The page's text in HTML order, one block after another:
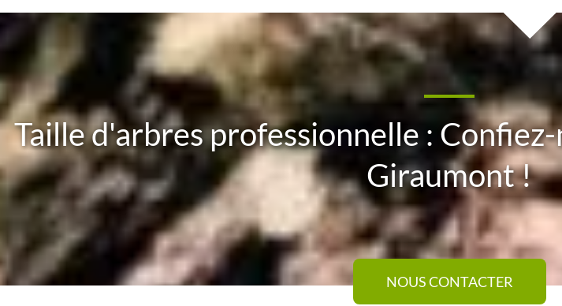
Taille d'arbres professionnelle :
Giraumont !
NOUS CONTACTER